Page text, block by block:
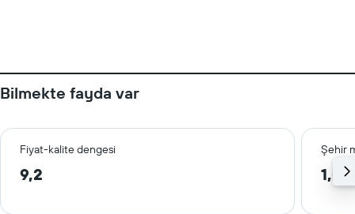
Bilmekte fayda var
Fiyat-kalite dengesi Şehir
9,2 1,0